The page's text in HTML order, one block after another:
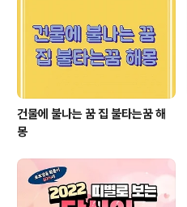
건물에 불나는 꿈 집 불타는꿈 해
몽